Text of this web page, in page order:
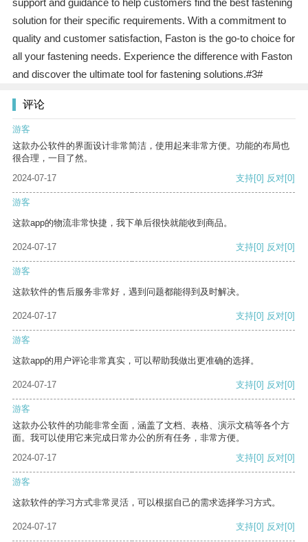
support and guidance to help customers find the best fastening
solution for their specific requirements. With a commitment to
quality and customer satisfaction, Faston is the go-to choice for
all your fastening needs. Experience the difference with Faston
and discover the ultimate tool for fastening solutions.#3#
评论
游客
这款办公软件的界面设计非常简洁，使用起来非常方便。功能的布局也
很合理，一目了然。
2024-07-17
支持[0] 反对[0]
游客
这款app的物流非常快捷，我下单后很快就能收到商品。
2024-07-17 支持[0] 反对[0]
游客
这款软件的售后服务非常好，遇到问题都能得到及时解决。
2024-07-17 支持[0] 反对[0]
游客
这款app的用户评论非常真实，可以帮助我做出更准确的选择。
2024-07-17 支持[0] 反对[0]
游客
这款办公软件的功能非常全面，涵盖了文档、表格、演示文稿等各个方
面。我可以使用它来完成日常办公的所有任务，非常方便。
2024-07-17
支持[0] 反对[0]
游客
这款软件的学习方式非常灵活，可以根据自己的需求选择学习方式。
2024-07-17 支持[0] 反对[0]